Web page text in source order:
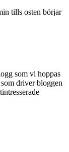
tills osten börjar
som vi hoppas
driver bloggen